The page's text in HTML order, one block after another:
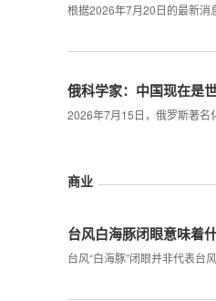
根据2026年7月20日的最新消
俄科学家：中国现在是
2026年7月15日，俄罗斯著名
商业
台风白海豚闭眼意味着
台风“白海豚”闭眼‌并非代表台